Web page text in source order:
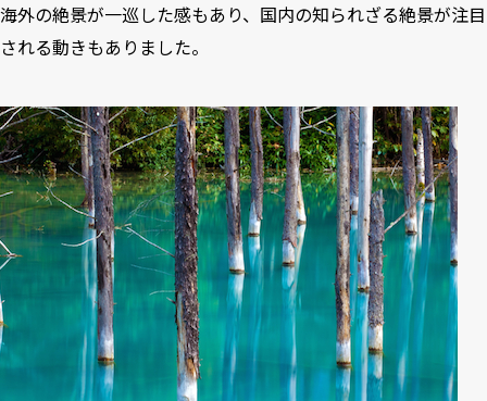
海外の絶景が一巡した感もあり、国内の知られざる絶景が注目
される動きもありました。